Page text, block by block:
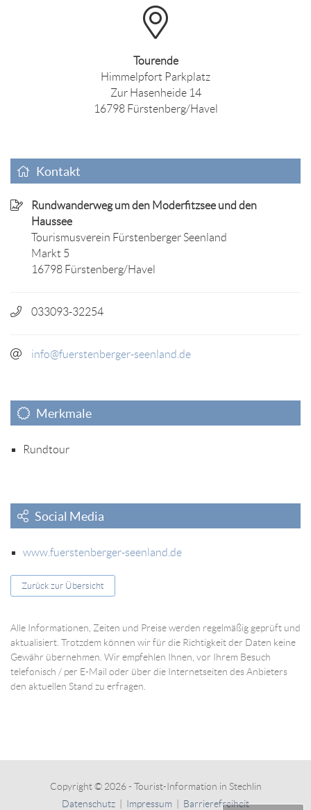
Tourende
Himmelpfort Parkplatz
Zur Hasenheide 14
16798 Fürstenberg/Havel
Kontakt
Rundwanderweg um den Moderfitzsee und den
Haussee
Tourismusverein Fürstenberger Seenland
Markt 5
16798 Fürstenberg/Havel
033093-32254
info@fuerstenberger-seenland.de
Merkmale
Rundtour
Social Media
www.fuerstenberger-seenland.de
Zurück zur Übersicht
Alle Informationen, Zeiten und Preise werden regelmäßig geprüft und
aktualisiert. Trotzdem können wir für die Richtigkeit der Daten keine
Gewähr übernehmen. Wir empfehlen Ihnen, vor Ihrem Besuch
telefonisch / per E-Mail oder über die Internetseiten des Anbieters
den aktuellen Stand zu erfragen.
Copyright © 2026 - Tourist-Information in Stechlin
Datenschutz
Impressum Barrierefreiheit